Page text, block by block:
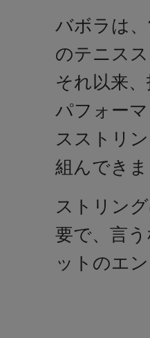
バボラは
のテニス
それ以来
パフォー
スストリ
組んできま
ストリン
要で、言
ットのエ